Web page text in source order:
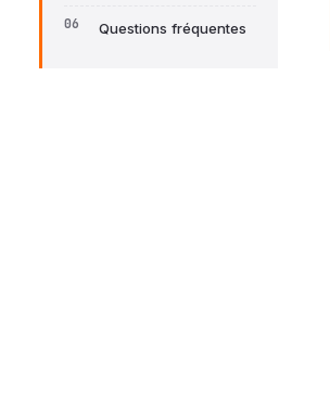
Questions fréquentes